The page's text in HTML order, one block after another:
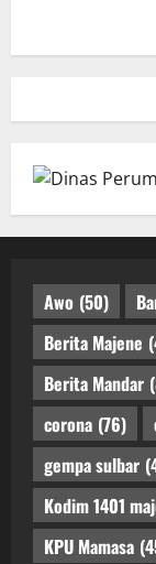
Awo (50)
Berita Majene
Berita Mandar
corona (76)
gempa sulbar
Kodim 1401
KPU Mamasa